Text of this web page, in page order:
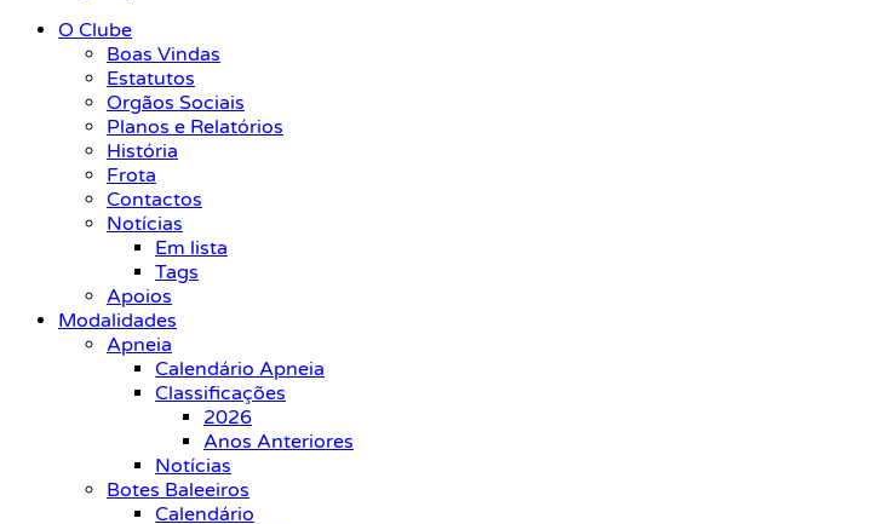
O Clube
Boas Vindas
Estatutos
Orgãos Sociais
Planos e Relatórios
História
Frota
Contactos
Notícias
Em lista
Tags
Apoios
Modalidades
Apneia
Calendário Apneia
Classificações
2026
Anos Anteriores
Notícias
Botes Baleeiros
Calendário